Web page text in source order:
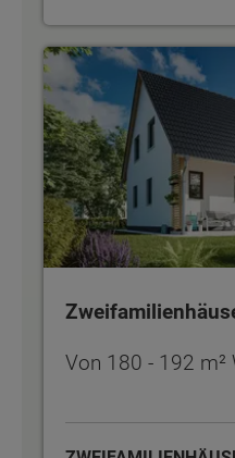
Zweifamilienhäuser
Von 180 - 192 m²